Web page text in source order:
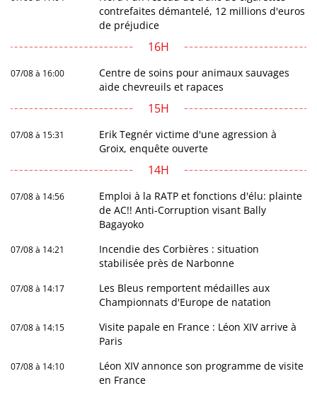
contrefaites démantelé, 12 millions d'euros
de préjudice
16H
07/08 à 16:00
Centre de soins pour animaux sauvages
aide chevreuils et rapaces
15H
07/08 à 15:31
Erik Tegnér victime d'une agression à
Groix, enquête ouverte
14H
07/08 à 14:56
Emploi à la RATP et fonctions d'élu: plainte
de AC!! Anti-Corruption visant Bally
Bagayoko
07/08 à 14:21
Incendie des Corbières : situation
stabilisée près de Narbonne
07/08 à 14:17
Les Bleus remportent médailles aux
Championnats d'Europe de natation
07/08 à 14:15
Visite papale en France : Léon XIV arrive à
Paris
07/08 à 14:10
Léon XIV annonce son programme de visite
en France